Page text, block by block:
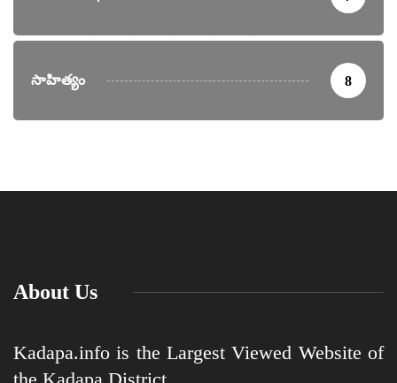
సాహిత్యం 8
About Us
Kadapa.info is the Largest Viewed Website of